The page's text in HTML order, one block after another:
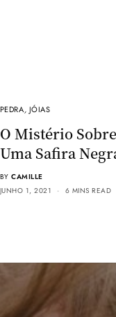
PEDRA, JÓIAS
O Mistério
Uma Safira
BY CAMILLE
JUNHO 1, 2021
6 MINS READ